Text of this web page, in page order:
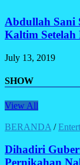
Abdullah Sani
Kaltim Setelah
July 13, 2019
SHOW
View All
BERANDA /
Dihadiri